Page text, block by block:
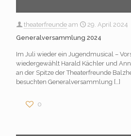
theaterfreunde am
29. April 2024
Generalversammlung 2024
Im Juli wieder ein Jugendmusical –
wiedergewählt Harald Kächler und
an der Spitze der Theaterfreunde
besuchten Generalversammlung […]
0